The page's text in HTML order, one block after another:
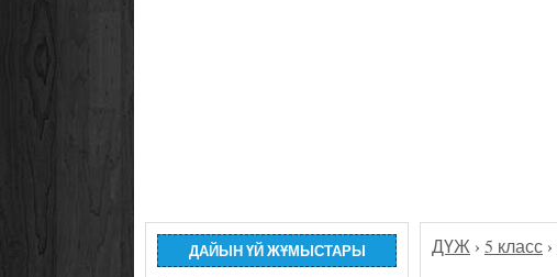
ДАЙЫН ҮЙ ЖҰМЫСТАРЫ ДҮЖ › 5 класс ›